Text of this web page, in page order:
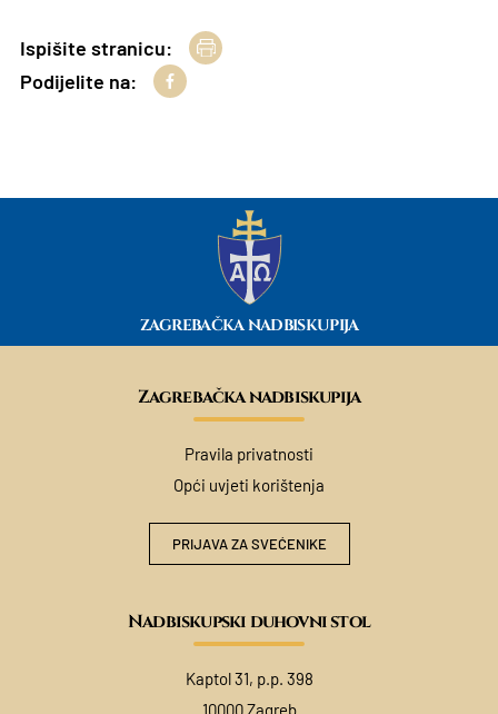
Ispišite stranicu:
Podijelite na:
ZAGREBAČKA NADBISKUPIJA
Zagrebačka nadbiskupija
Pravila privatnosti
Opći uvjeti korištenja
PRIJAVA ZA SVEĆENIKE
Nadbiskupski duhovni stol
Kaptol 31, p.p. 398
10000 Zagreb